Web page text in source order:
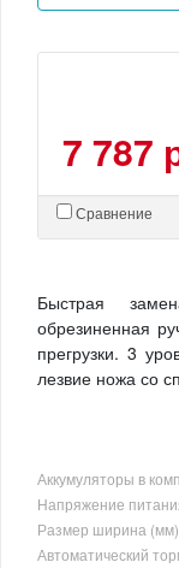
7 787
Сравнение
Быстрая
обрезиненная
прегрузки. 3
лезвие ножа со
Аккумуляторы в
Напряжение
Размер ширина (мм)
Автоматический